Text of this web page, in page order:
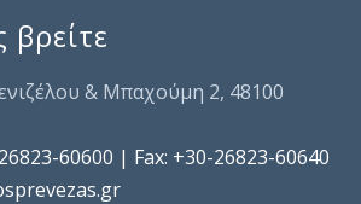
& Μπαχούμη 2, 48100
60600 | Fax: +30-26823-60640